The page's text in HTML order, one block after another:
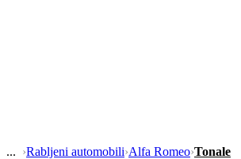
›Rabljeni automobili›Alfa Romeo›Tonale